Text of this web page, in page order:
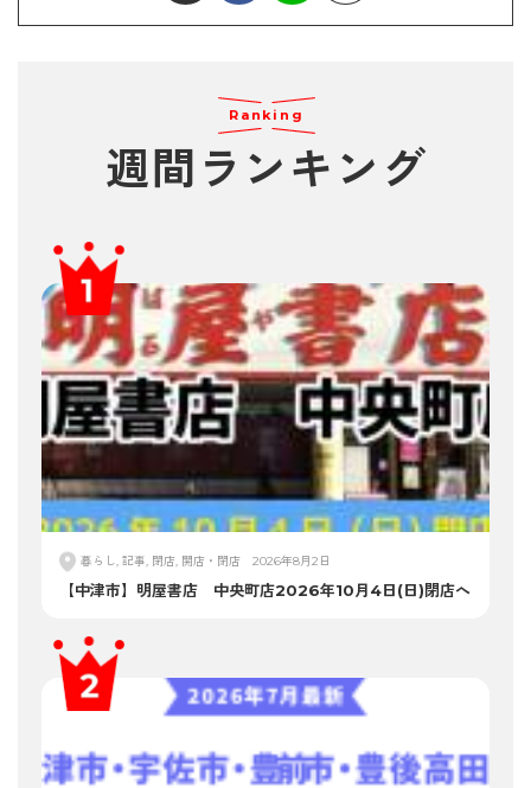
Ranking
週間ランキング
暮らし, 記事, 閉店, 開店・閉店 2026年8月2日
【中津市】明屋書店 中央町店2026年10月4日(日)閉店へ